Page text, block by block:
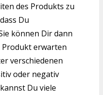
des Produkts zu
Du
können Dir dann
Produkt erwarten
verschiedenen
oder negativ
Du viele